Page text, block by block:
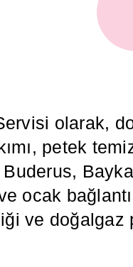
olarak,
petek
ocak
ve